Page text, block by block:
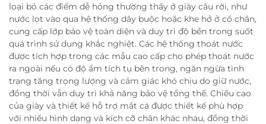
loại bỏ các điểm dễ hỏng thường thấy ở giày câu rời, như
nước lọt vào qua hệ thống dây buộc hoặc khe hở ở cổ chân,
cung cấp lớp bảo vệ toàn diện và duy trì độ bền trong suốt
quá trình sử dụng khắc nghiệt. Các hệ thống thoát nước
được tích hợp trong các mẫu cao cấp cho phép thoát nước
ra ngoài nếu có độ ẩm tích tụ bên trong, ngăn ngừa tình
trạng tăng trọng lượng và cảm giác khó chịu do giữ nước,
đồng thời vẫn duy trì khả năng bảo vệ tổng thể. Chiều cao
của giày và thiết kế hỗ trợ mắt cá được thiết kế phù hợp
với nhiều hình dạng và kích cỡ chân khác nhau, đồng thời